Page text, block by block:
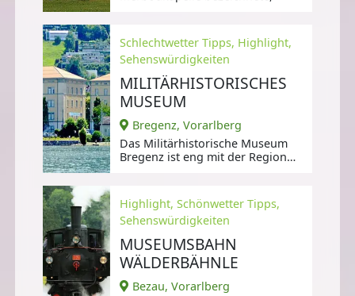
Schlechtwetter Tipps, Highlight,
Sehenswürdigkeiten
MILITÄRHISTORISCHES
MUSEUM
Bregenz, Vorarlberg
Das Militärhistorische Museum
Bregenz ist eng mit der Region
Highlight, Schönwetter Tipps,
Sehenswürdigkeiten
MUSEUMSBAHN
WÄLDERBÄHNLE
Bezau, Vorarlberg